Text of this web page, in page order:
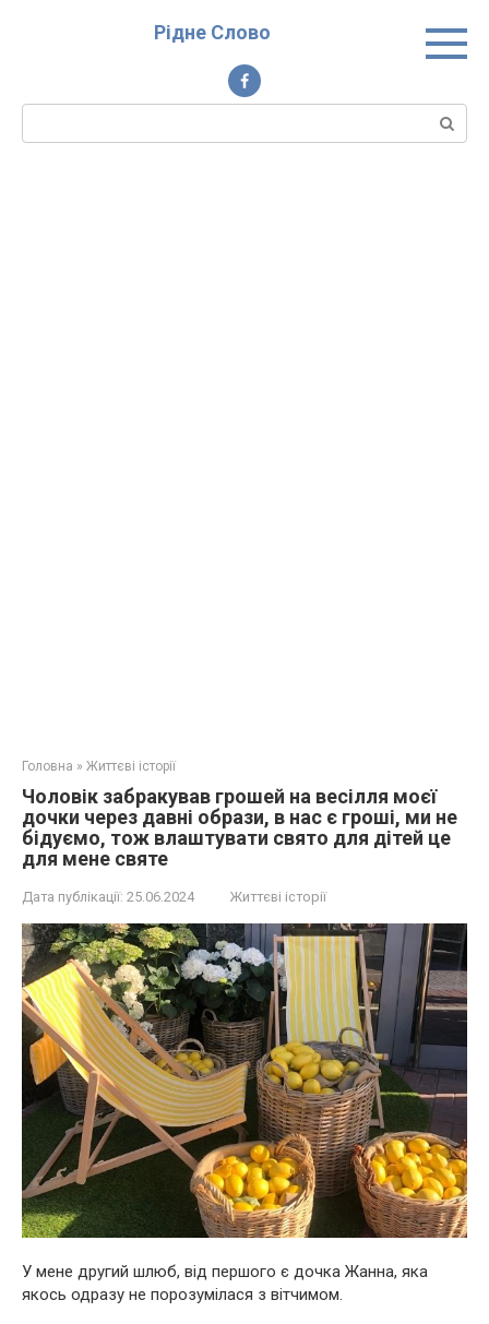
Рідне Слово
Пошук:
Головна » Життєві історії
Чоловік забракував грошей на весілля моєї
дочки через давні образи, в нас є гроші, ми не
бідуємо, тож влаштувати свято для дітей це
для мене святе
Дата публікації: 25.06.2024 Життєві історії
У мене другий шлюб, від першого є дочка Жанна, яка
якось одразу не порозумілася з вітчимом.